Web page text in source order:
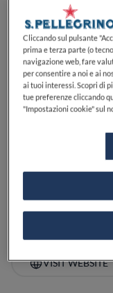
Via Gian Domenico
PREZZO
VISIT WEBSITE
Cliccando sul pulsante
prima e terza parte (o
navigazione web, fare
per consentire a noi e ai
ai tuoi interessi. Scopri di
tue preferenze cliccando
"Impostazioni cookie" sul